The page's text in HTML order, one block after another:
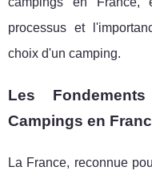
processus et
choix d'un camping.
Les
Campings en
La France, reconnue